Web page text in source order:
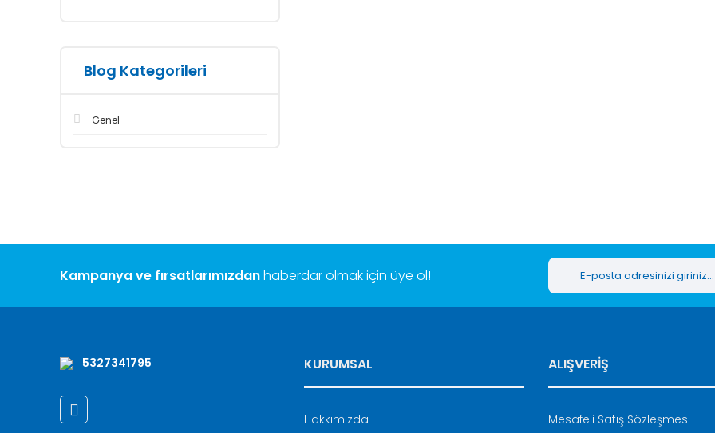
Blog Kategorileri
Genel
Kampanya ve fırsatlarımızdanhaberdar olmak için üye ol!
5327341795 KURUMSAL
Hakkımızda
ALIŞVERİŞ
Mesafeli Satış Sözleşmesi